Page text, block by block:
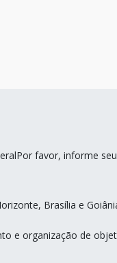
favor, informe seu
Brasília e
e organização de